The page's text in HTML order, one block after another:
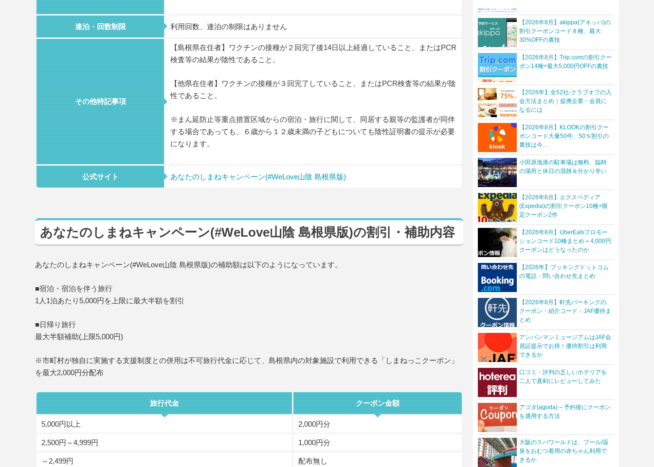
連泊・回数制限 利用回数、連泊の制限はありません
その他特記事項
【島根県在住者】ワクチンの接種が２回完了後14日以上経過していること、またはPCR
検査等の結果が陰性であること。
【他県在住者】ワクチンの接種が３回完了していること、またはPCR検査等の結果が陰
性であること。
※まん延防止等重点措置区域からの宿泊・旅行に関して、同居する親等の監護者が同伴
する場合であっても、６歳から１２歳未満の子どもについても陰性証明書の提示が必要
になります。
公式サイト あなたのしまねキャンペーン(#WeLove山陰 島根県版)
あなたのしまねキャンペーン(#WeLove山陰 島根県版)の割引・補助内容
あなたのしまねキャンペーン(#WeLove山陰 島根県版)の補助額は以下のようになっています。
■宿泊・宿泊を伴う旅行
1人1泊あたり5,000円を上限に最大半額を割引
■日帰り旅行
最大半額補助(上限5,000円)
※市町村が独自に実施する支援制度との併用は不可旅行代金に応じて、島根県内の対象施設で利用できる「しまねっこクーポン」
を最大2,000円分配布
旅行代金 クーポン金額
5,000円以上 2,000円分
2,500円～4,999円 1,000円分
～2,499円 配布無し
【2026年8月】akippa(アキッパ)の
割引クーポンコード８種、最大
30%OFFの裏技
【2026年8月】Trip.comの割引クー
ポン14種+最大5,000円OFFの裏技
【2026年】全52社-クラブオフの入
会方法まとめ｜提携企業・会員に
なるには
【2026年8月】KLOOKの割引クー
ポンコード大量50件、50％割引の
裏技は今…
小田原漁港の駐車場は無料、臨時
の場所と休日の混雑＆分かり辛い
【2026年8月】エクスペディア
(Expedia)の割引クーポン10種+限
定クーポン2件
【2026年8月】UberEatsプロモー
ションコード10種まとめ＋4,000円
クーポンはどうなったのか
【2026年】ブッキングドットコム
の電話・問い合わせ先まとめ
【2026年8月】軒先パーキングの
クーポン・紹介コード・JAF優待ま
とめ
アンパンマンミュージアムはJAF会
員証提示でお得！優待割引は利用
できるか
口コミ・評判の乏しいホテリアを
二人で真剣にレビューしてみた
アゴダ(agoda) – 予約後にクーポン
を適用する方法
大阪のスパワールドは、プール/温
泉をおむつ着用の赤ちゃん利用で
きるか